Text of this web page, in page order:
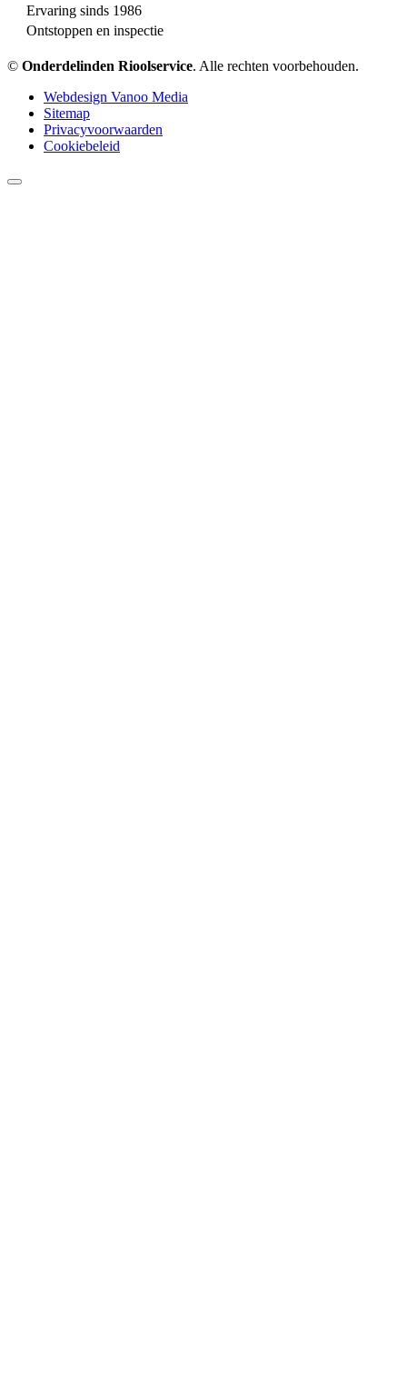
Ervaring sinds 1986
Ontstoppen en inspectie
© Onderdelinden Rioolservice. Alle rechten voorbehouden.
Webdesign Vanoo Media
Sitemap
Privacyvoorwaarden
Cookiebeleid